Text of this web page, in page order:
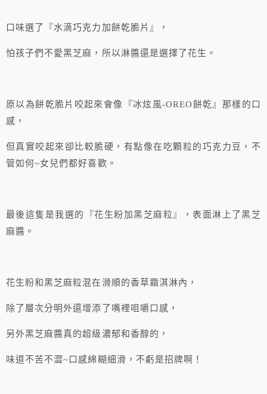
口味選了『水滴巧克力加餅乾脆片』，
怕孩子們不愛黑芝麻，所以淋醬還是選擇了花生。
原以為餅乾脆片咬起來會像『冰炫風-OREO餅乾』那樣的口
感，
但真實咬起來卻比較脆硬，有點像在吃顆粒的巧克力豆，不
管如何~女兒們都好喜歡。
最後這隻是我選的『花生粉加黑芝麻粒』，表面淋上了黑芝
麻醬。
花生粉和黑芝麻粒混在滑順的香草霜淇淋內，
除了層次分明外還增添了嘴裡咀嚼口感，
另外黑芝麻醬真的超級濃郁和香醇的，
味道不苦不澀~口感綿糊細滑，不虧是招牌啊！